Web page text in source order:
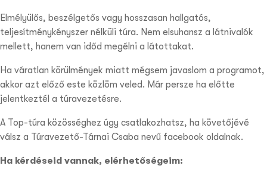
Elmélyülős, beszélgetős vagy hosszasan hallgatós,
teljesítménykényszer nélküli túra. Nem elsuhansz a látnivalók
mellett, hanem van időd megélni a látottakat.
Ha váratlan körülmények miatt mégsem javaslom a programot,
akkor azt előző este közlöm veled. Már persze ha előtte
jelentkeztél a túravezetésre.
A Top-túra közösséghez úgy csatlakozhatsz, ha követőjévé
válsz a Túravezető-Tárnai Csaba nevű facebook oldalnak.
Ha kérdéseid vannak, elérhetőségeim: